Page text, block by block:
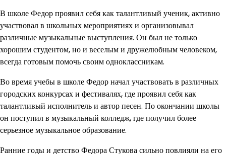
В школе Федор проявил себя как талантливый ученик, активно
участвовал в школьных мероприятиях и организовывал
различные музыкальные выступления. Он был не только
хорошим студентом, но и веселым и дружелюбным человеком,
всегда готовым помочь своим одноклассникам.
Во время учебы в школе Федор начал участвовать в различных
городских конкурсах и фестивалях, где проявил себя как
талантливый исполнитель и автор песен. По окончании школы
он поступил в музыкальный колледж, где получил более
серьезное музыкальное образование.
Ранние годы и детство Федора Стукова сильно повлияли на его